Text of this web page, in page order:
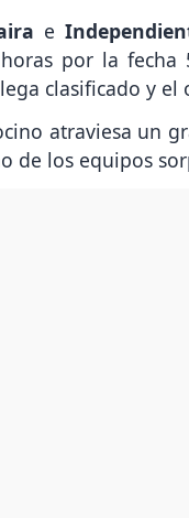
e
por la
clasificado y el
atraviesa un
de los equipos